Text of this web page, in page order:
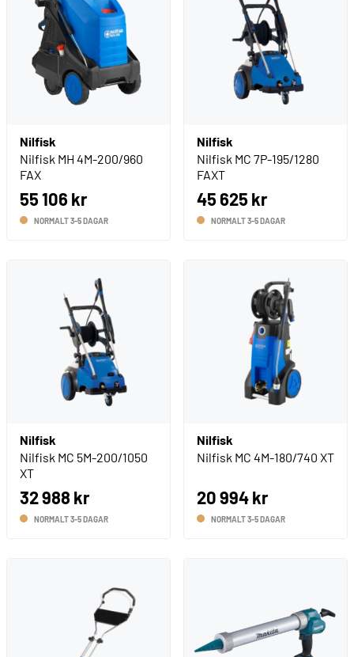
Nilfisk
Nilfisk MH 4M-200/960
FAX
55 106 kr
NORMALT 3-5 DAGAR
Nilfisk
Nilfisk MC 7P-195/1280
FAXT
45 625 kr
NORMALT 3-5 DAGAR
Nilfisk
Nilfisk MC 5M-200/1050
XT
32 988 kr
NORMALT 3-5 DAGAR
Nilfisk
Nilfisk MC 4M-180/740 XT
20 994 kr
NORMALT 3-5 DAGAR